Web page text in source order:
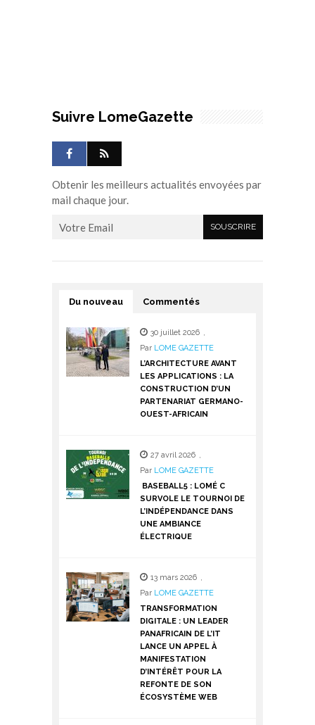
Suivre LomeGazette
Obtenir les meilleurs actualités envoyées par
mail chaque jour.
Du nouveau Commentés
30 juillet 2026 ,
Par LOME GAZETTE
L’ARCHITECTURE AVANT
LES APPLICATIONS : LA
CONSTRUCTION D’UN
PARTENARIAT GERMANO-
OUEST-AFRICAIN
27 avril 2026 ,
Par LOME GAZETTE
BASEBALL5 : LOMÉ C
SURVOLE LE TOURNOI DE
L’INDÉPENDANCE DANS
UNE AMBIANCE
ÉLECTRIQUE
13 mars 2026 ,
Par LOME GAZETTE
TRANSFORMATION
DIGITALE : UN LEADER
PANAFRICAIN DE L’IT
LANCE UN APPEL À
MANIFESTATION
D’INTÉRÊT POUR LA
REFONTE DE SON
ÉCOSYSTÈME WEB